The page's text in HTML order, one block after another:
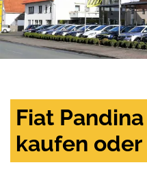
Fiat
kaufen oder